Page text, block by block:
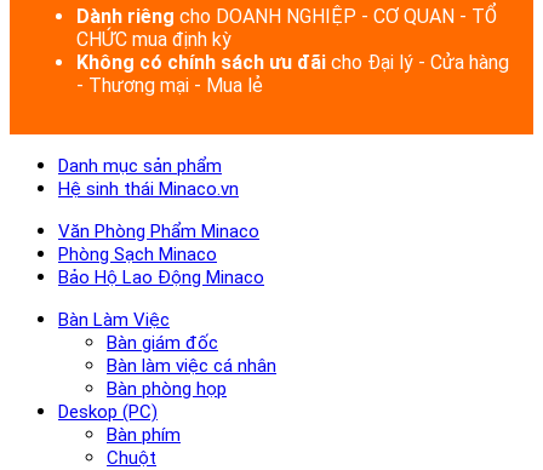
Dành riêng cho DOANH NGHIỆP - CƠ QUAN - TỔ
CHỨC mua định kỳ
Không có chính sách ưu đãi cho Đại lý - Cửa hàng
- Thương mại - Mua lẻ
Danh mục sản phẩm
Hệ sinh thái Minaco.vn
Văn Phòng Phẩm Minaco
Phòng Sạch Minaco
Bảo Hộ Lao Động Minaco
Bàn Làm Việc
Bàn giám đốc
Bàn làm việc cá nhân
Bàn phòng họp
Deskop (PC)
Bàn phím
Chuột